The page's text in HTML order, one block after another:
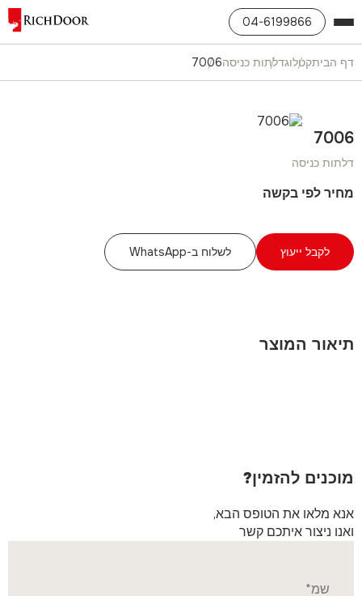
04-6199866
דף הביתקטלוגדלתות כניסה7006
7006
דלתות כניסה
מחיר לפי בקשה
לקבל ייעוץ לשלוח ב-WhatsApp
תיאור המוצר
מוכנים להזמין?
אנא מלאו את הטופס הבא,
ואנו ניצור איתכם קשר